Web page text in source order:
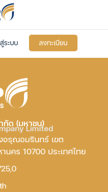
สู่ระบบ ลงทะเบียน
กัด (มหาชน)
Limited
อรุณอมรินทร์ เขต
คร 10700 ประเทศไทย